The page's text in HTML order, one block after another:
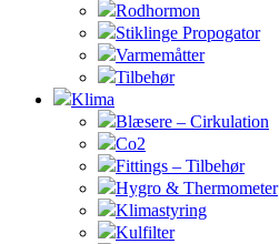
Rodhormon
Stiklinge Propogator
Varmemåtter
Tilbehør
Klima
Blæsere – Cirkulation
Co2
Fittings – Tilbehør
Hygro & Thermometer
Klimastyring
Kulfilter